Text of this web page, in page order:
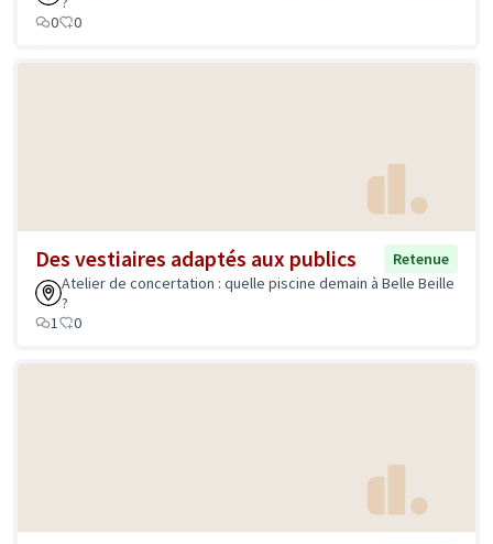
0
0
Des vestiaires adaptés aux publics
Retenue
Atelier de concertation : quelle piscine demain à Belle Beille
?
1
0